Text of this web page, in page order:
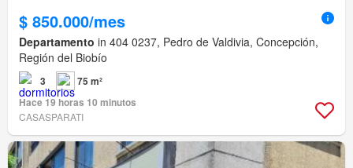
$ 850.000/mes
Departamento in 404 0237, Pedro de Valdivia, Concepción,
Región del Biobío
3
75 m²
Hace 19 horas 10 minutos
CASASPARATI